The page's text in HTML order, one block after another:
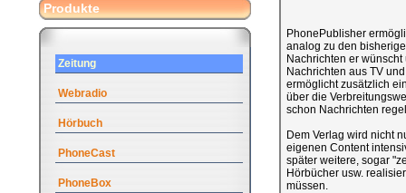
Produkte
Zeitung
Webradio
Hörbuch
PhoneCast
PhoneBox
PhonePublisher
analog zu den
Nachrichten er
Nachrichten aus TV
ermöglicht zusätzlich
über die
schon Nachrichten
Dem Verlag wird nicht
eigenen Content
später weitere, sogar
Hörbücher usw.
müssen.